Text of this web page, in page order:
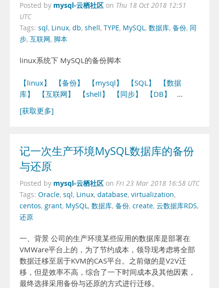
Posted by mysql-云栖社区 on Thu 18 Oct 2018 12:51
UTC
Tags: sql, Linux, db, shell, TYPE, MySQL, 数据库, 备份, 同
步, 互联网, 脚本
linux系统下 MySQL的备份脚本
【linux】 【备份】 【mysql】 【SQL】
【数据
库】
【互联网】 【shell】 【同步】 【DB】
…
[获取更多]
记一次生产环境MySQL数据库的备份
与还原
Posted by mysql-云栖社区 on Fri 23 Mar 2018 16:58 UTC
Tags: Oracle, sql, Linux, database, virtualization,
centos, grant, MySQL, 数据库, 备份, create, 云数据库RDS,
还原
一、背景 公司的生产环境某些应用的数据库是部署在
VMWare平台上的，为了节约成本，领导现考虑将全部
数据迁移至居于KVM的CAS平台。之前做的是V2V迁
移，但是效率不高，综合了一下时间成本及其他因素，
最终选择采用备份与还原的方式进行迁移。